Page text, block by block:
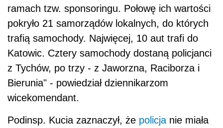
ramach tzw. sponsoringu. Połowę ich wartości
pokryło 21 samorządów lokalnych, do których
trafią samochody. Najwięcej, 10 aut trafi do
Katowic. Cztery samochody dostaną policjanci
z Tychów, po trzy - z Jaworzna, Raciborza i
Bierunia" - powiedział dziennikarzom
wicekomendant.
Podinsp. Kucia zaznaczył, że policja nie miała